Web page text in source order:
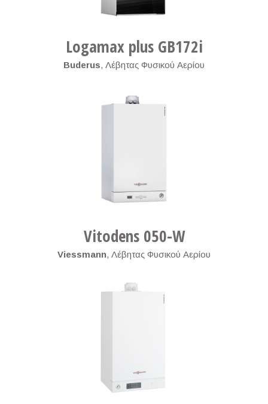
Logamax plus GB172i
Buderus, Λέβητας Φυσικού Αερίου
Vitodens 050-W
Viessmann, Λέβητας Φυσικού Αερίου